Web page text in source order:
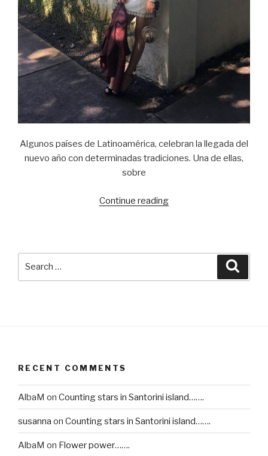
Algunos países de Latinoamérica, celebran la llegada del
nuevo año con determinadas tradiciones. Una de ellas,
sobre
Continue reading
RECENT COMMENTS
AlbaM on Counting stars in Santorini island…….
susanna on Counting stars in Santorini island…….
AlbaM on Flower power…….